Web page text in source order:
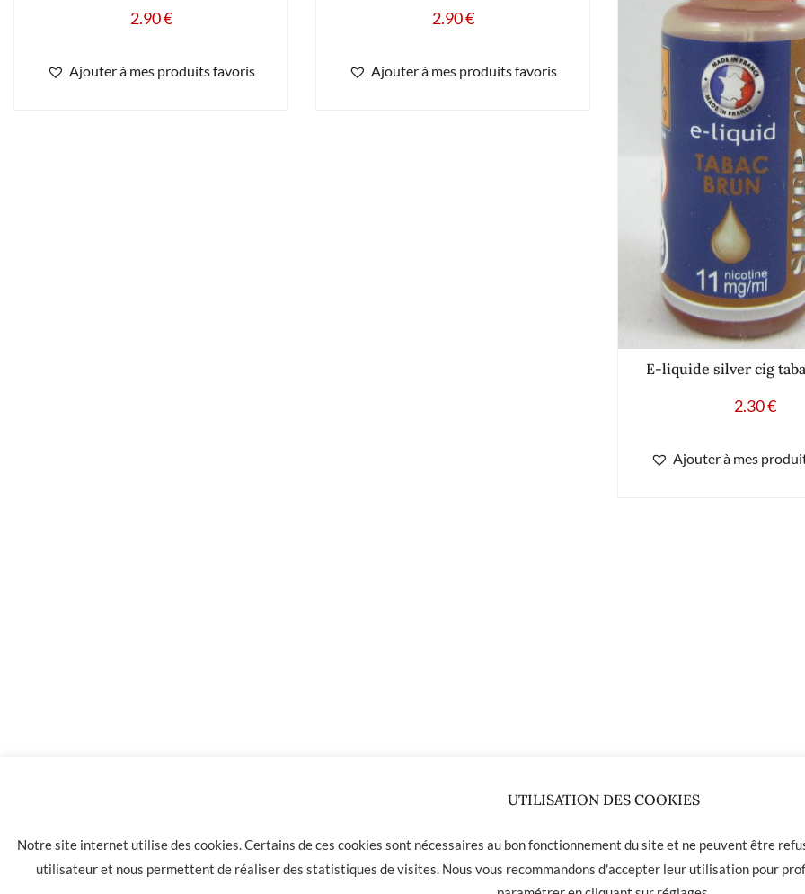
2.90€
Ajouter à mes produits favoris
2.90€
Ajouter à mes produits favoris
E-liquide silver cig
2.30€
Ajouter à mes
UTILISATION DES COOKIES
Notre site internet utilise des cookies. Certains de ces cookies sont nécessaires au bon fonctionnement du site et ne peuvent être
utilisateur et nous permettent de réaliser des statistiques de visites. Nous vous recommandons d'accepter leur utilisation pour